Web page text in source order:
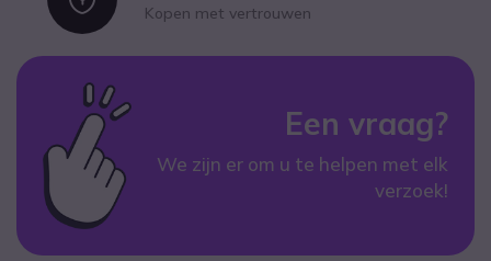
Kopen met vertrouwen
Een vraag?
We zijn er om u te helpen met elk
verzoek!